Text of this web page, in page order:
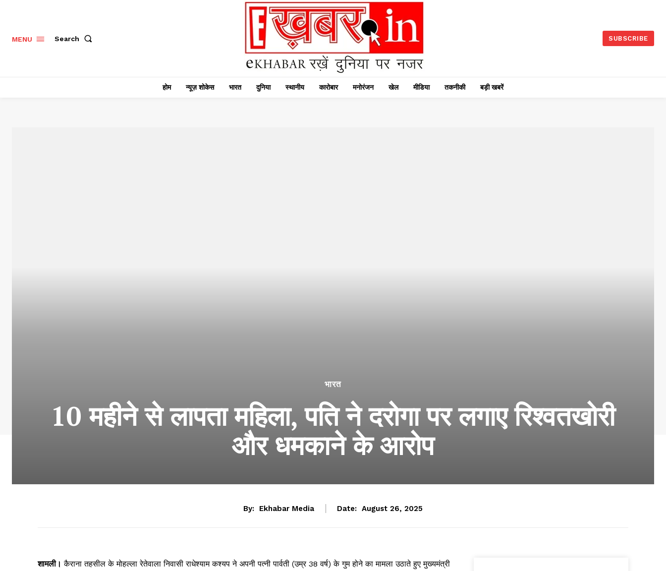
MENU Search SUBSCRIBE
होम न्यूज़ शोकेस भारत दुनिया स्थानीय कारोबार मनोरंजन खेल मीडिया तकनीकी बड़ी खबरें
भारत
10 महीने से लापता महिला, पति ने दरोगा पर लगाए रिश्वतखोरी
और धमकाने के आरोप
By: Ekhabar Media Date: August 26, 2025
शामली। कैराना तहसील के मोहल्ला रेतेवाला निवासी राधेश्याम कश्यप ने अपनी पत्नी पार्वती (उम्र 38 वर्ष) के गुम होने का मामला उठाते हुए मुख्यमंत्री